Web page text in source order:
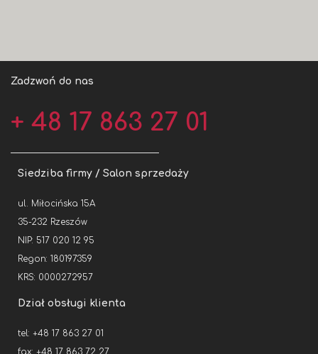
Zadzwoń do nas
+ 48 17 863 27 01
Siedziba firmy / Salon sprzedaży
ul. Miłocińska 15A
35-232 Rzeszów
NIP: 517 020 12 95
Regon: 180197359
KRS: 0000272957
Dział obsługi klienta
tel: +48 17 863 27 01